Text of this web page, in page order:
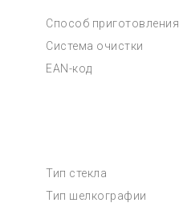
Способ приготовления
Система очистки
EAN-код
Тип стекла
Тип шелкографии